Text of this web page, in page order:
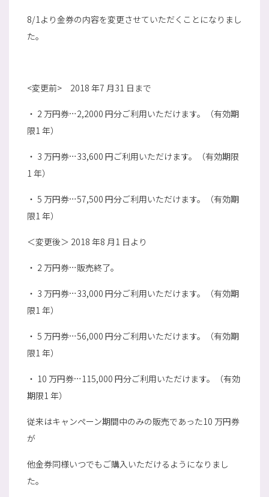
8/1より金券の内容を変更させていただくことになりまし
た。
<変更前> 2018 年7 月31 日まで
・ 2 万円券…2,2000 円分ご利用いただけます。（有効期
限1 年）
・ 3 万円券…33,600 円ご利用いただけます。（有効期限
1 年）
・ 5 万円券…57,500 円分ご利用いただけます。（有効期
限1 年）
＜変更後＞ 2018 年8 月1 日より
・ 2 万円券…販売終了。
・ 3 万円券…33,000 円分ご利用いただけます。（有効期
限1 年）
・ 5 万円券…56,000 円分ご利用いただけます。（有効期
限1 年）
・ 10 万円券…115,000 円分ご利用いただけます。（有効
期限1 年）
従来はキャンペーン期間中のみの販売であった10 万円券
が
他金券同様いつでもご購入いただけるようになりまし
た。